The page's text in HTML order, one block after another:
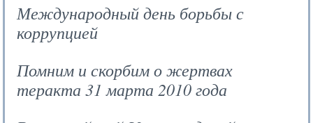
Международный день борьбы с
коррупцией
Помним и скорбим о жертвах
теракта 31 марта 2010 года